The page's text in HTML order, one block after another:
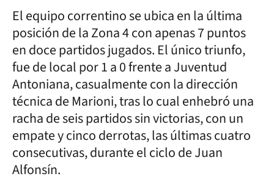
El equipo correntino se ubica en la última
posición de la Zona 4 con apenas 7 puntos
en doce partidos jugados. El único triunfo,
fue de local por 1 a 0 frente a Juventud
Antoniana, casualmente con la dirección
técnica de Marioni, tras lo cual enhebró una
racha de seis partidos sin victorias, con un
empate y cinco derrotas, las últimas cuatro
consecutivas, durante el ciclo de Juan
Alfonsín.